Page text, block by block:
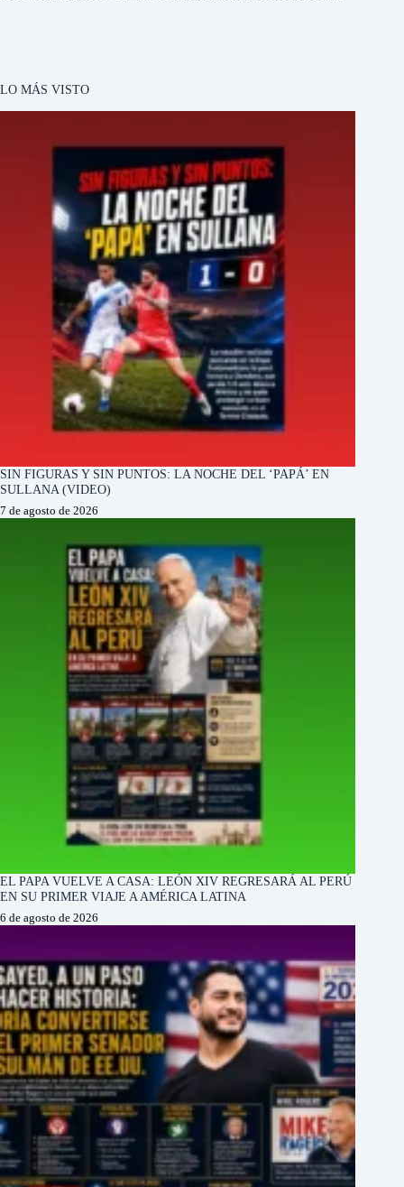
LO MÁS VISTO
SIN FIGURAS Y SIN PUNTOS: LA NOCHE DEL ‘PAPÁ’ EN
SULLANA (VIDEO)
7 de agosto de 2026
EL PAPA VUELVE A CASA: LEÓN XIV REGRESARÁ AL PERÚ
EN SU PRIMER VIAJE A AMÉRICA LATINA
6 de agosto de 2026